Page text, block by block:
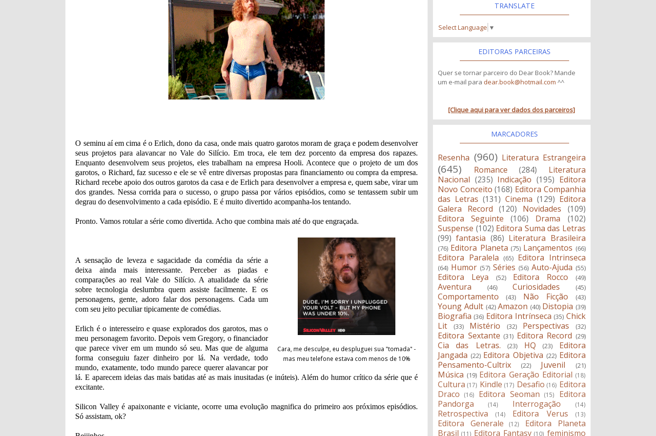
O seminu aí em cima é o Erlich, dono da casa, onde mais quatro garotos moram de graça e podem desenvolver
seus projetos para alavancar no Vale do Silício. Em troca, ele tem dez porcento da empresa dos rapazes.
Enquanto desenvolvem seus projetos, eles trabalham na empresa Hooli. Acontece que o projeto de um dos
garotos, o Richard, faz sucesso e ele se vê entre diversas propostas para financiamento ou compra da empresa.
Richard recebe apoio dos outros garotos da casa e de Erlich para desenvolver a empresa e, quem sabe, virar um
dos grandes. Nessa corrida para o sucesso, o grupo passa por vários episódios, como se tentassem subir um
degrau do desenvolvimento a cada episódio. E é muito divertido acompanha-los tentando.
Pronto. Vamos rotular a série como divertida. Acho que combina mais até do que engraçada.
Cara, me desculpe, eu despluguei sua "tomada" -
mas meu telefone estava com menos de 10%
A sensação de leveza e sagacidade da comédia da série a
deixa ainda mais interessante. Perceber as piadas e
comparações ao real Vale do Silício. A atualidade da série
sobre tecnologia deslumbra quem assiste facilmente. E os
personagens, gente, adoro falar dos personagens. Cada um
com seu jeito peculiar tipicamente de comédias.
Erlich é o interesseiro e quase explorados dos garotos, mas o
meu personagem favorito. Depois vem Gregory, o financiador
que parece viver em um mundo só seu. Mas que de alguma
forma conseguiu fazer dinheiro por lá. Na verdade, todo
mundo, exatamente, todo mundo parece querer alavancar por
lá. E aparecem ideias das mais batidas até as mais inusitadas (e inúteis). Além do humor crítico da série que é
excitante.
Silicon Valley é apaixonante e viciante, ocorre uma evolução magnifica do primeiro aos próximos episódios.
Só assistam, ok?
TRANSLATE
Select Language ▼
EDITORAS PARCEIRAS
Quer se tornar parceiro do Dear Book? Mande
um e-mail para dear.book@hotmail.com ^^
[Clique aqui para ver dados dos parceiros]
MARCADORES
Resenha (960) Literatura Estrangeira
(645) Romance (284)
Literatura
Nacional (235) Indicação (195) Editora
Novo Conceito (168) Editora Companhia
das Letras (131) Cinema (129) Editora
Galera Record
(120) Novidades
(109)
Editora Seguinte
(106) Drama
(102)
Suspense (102) Editora Suma das Letras
(99) fantasia (86) Literatura Brasileira
(76) Editora Planeta (75) Lançamentos (66)
Editora Paralela (65) Editora Intrinseca
(64) Humor (57) Séries (56) Auto-Ajuda (55)
Editora Leya (52) Editora Rocco (49)
Aventura (46) Curiosidades (45)
Comportamento (43) Não Ficção (43)
Young Adult (42) Amazon (40) Distopia (39)
Biografia (36) Editora Intrínseca (35) Chick
Lit
(33) Mistério (32) Perspectivas (32)
Editora Sextante (31) Editora Record (29)
Cia das Letras. (23) HQ (23)
Editora
Jangada (22) Editora Objetiva (22) Editora
Pensamento-Cultrix
(22) Juvenil (21)
Música (19) Editora Geração Editorial (18)
Cultura (17) Kindle (17) Desafio (16) Editora
Draco
(16) Editora Seoman (15)
Editora
Pandorga
(14) Interrogação (14)
Retrospectiva (14) Editora Verus (13)
Editora Generale (12)
Editora Planeta
Brasil (11) Editora Fantasy (10) feminismo